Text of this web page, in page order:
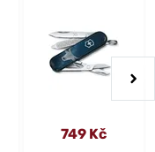
749 Kč